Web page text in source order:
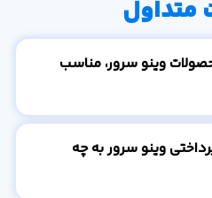
متداول
وینو سرور، مناسب
وینو سرور به چه